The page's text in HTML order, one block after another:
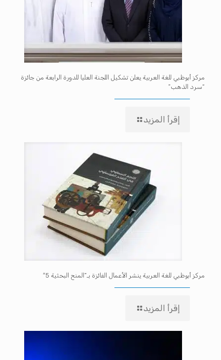
مركز أبوظبي للغة العربية يعلن تشكيل اللجنة العليا للدورة الرابعة من جائزة
“سرد الذهب”
إقرأ المزيد
مركز أبوظبي للغة العربية ينشر الأعمال الفائزة بـ”المنح البحثية 5″
إقرأ المزيد